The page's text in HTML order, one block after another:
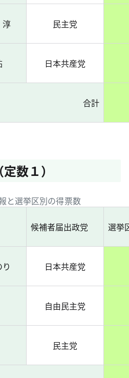
民主党
日本共産党
合計
数１）
と選挙区別の得票数
候補者届出政党 選挙
日本共産党
自由民主党
民主党